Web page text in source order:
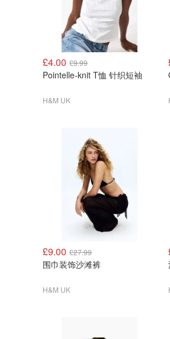
£4.00 £9.99
Pointelle-knit T恤 针织短袖
H&M UK
£9.00 £27.99
围巾装饰沙滩裤
H&M UK